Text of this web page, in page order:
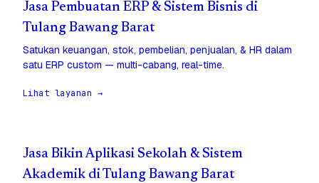
Jasa Pembuatan ERP & Sistem Bisnis di
Tulang Bawang Barat
Satukan keuangan, stok, pembelian, penjualan, & HR dalam
satu ERP custom — multi-cabang, real-time.
Lihat layanan →
Jasa Bikin Aplikasi Sekolah & Sistem
Akademik di Tulang Bawang Barat